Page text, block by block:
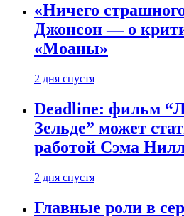
«Ничего
Джонсон — о
«Моаны»
2 дня спустя
Deadline: фильм
Зельде” может
работой Сэма
2 дня спустя
Главные роли в